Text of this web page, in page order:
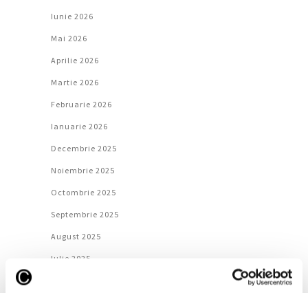
Iunie 2026
Mai 2026
Aprilie 2026
Martie 2026
Februarie 2026
Ianuarie 2026
Decembrie 2025
Noiembrie 2025
Octombrie 2025
Septembrie 2025
August 2025
Iulie 2025